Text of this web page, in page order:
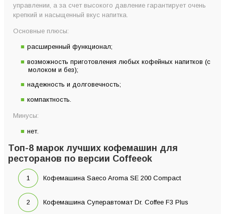
управлении, а за счет высокого давление гарантирует очень
крепкий и насыщенный вкус напитка.
Основные плюсы:
расширенный функционал;
возможность приготовления любых кофейных напитков (с
молоком и без);
надежность и долговечность;
компактность.
Минусы:
нет.
Топ-8 марок лучших кофемашин для
ресторанов по версии Coffeeok
Кофемашина Saeco Aroma SE 200 Compact
Кофемашина Суперавтомат Dr. Coffee F3 Plus